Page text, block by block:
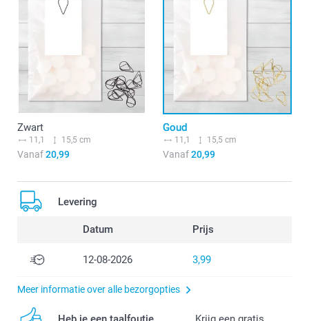
Zwart
11,1 15,5 cm
Vanaf20,99
Goud
11,1 15,5 cm
Vanaf20,99
Levering
Datum Prijs
12-08-2026 3,99
Meer informatie over alle bezorgopties